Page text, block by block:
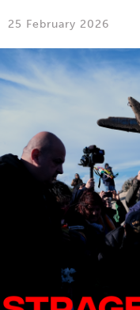
25 February 2026